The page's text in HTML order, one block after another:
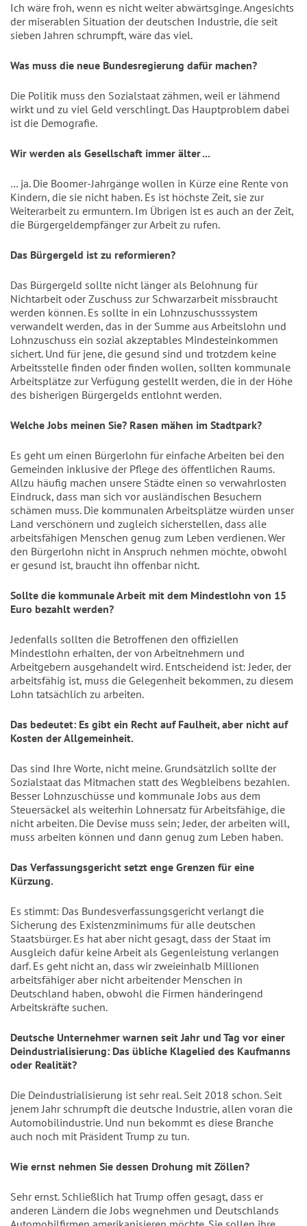
Ich wäre froh, wenn es nicht weiter abwärtsginge. Angesichts
der miserablen Situation der deutschen Industrie, die seit
sieben Jahren schrumpft, wäre das viel.
Was muss die neue Bundesregierung dafür machen?
Die Politik muss den Sozialstaat zähmen, weil er lähmend
wirkt und zu viel Geld verschlingt. Das Hauptproblem dabei
ist die Demografie.
Wir werden als Gesellschaft immer älter ...
… ja. Die Boomer-Jahrgänge wollen in Kürze eine Rente von
Kindern, die sie nicht haben. Es ist höchste Zeit, sie zur
Weiterarbeit zu ermuntern. Im Übrigen ist es auch an der Zeit,
die Bürgergeldempfänger zur Arbeit zu rufen.
Das Bürgergeld ist zu reformieren?
Das Bürgergeld sollte nicht länger als Belohnung für
Nichtarbeit oder Zuschuss zur Schwarzarbeit missbraucht
werden können. Es sollte in ein Lohnzuschusssystem
verwandelt werden, das in der Summe aus Arbeitslohn und
Lohnzuschuss ein sozial akzeptables Mindesteinkommen
sichert. Und für jene, die gesund sind und trotzdem keine
Arbeitsstelle finden oder finden wollen, sollten kommunale
Arbeitsplätze zur Verfügung gestellt werden, die in der Höhe
des bisherigen Bürgergelds entlohnt werden.
Welche Jobs meinen Sie? Rasen mähen im Stadtpark?
Es geht um einen Bürgerlohn für einfache Arbeiten bei den
Gemeinden inklusive der Pflege des öffentlichen Raums.
Allzu häufig machen unsere Städte einen so verwahrlosten
Eindruck, dass man sich vor ausländischen Besuchern
schämen muss. Die kommunalen Arbeitsplätze würden unser
Land verschönern und zugleich sicherstellen, dass alle
arbeitsfähigen Menschen genug zum Leben verdienen. Wer
den Bürgerlohn nicht in Anspruch nehmen möchte, obwohl
er gesund ist, braucht ihn offenbar nicht.
Sollte die kommunale Arbeit mit dem Mindestlohn von 15
Euro bezahlt werden?
Jedenfalls sollten die Betroffenen den offiziellen
Mindestlohn erhalten, der von Arbeitnehmern und
Arbeitgebern ausgehandelt wird. Entscheidend ist: Jeder, der
arbeitsfähig ist, muss die Gelegenheit bekommen, zu diesem
Lohn tatsächlich zu arbeiten.
Das bedeutet: Es gibt ein Recht auf Faulheit, aber nicht auf
Kosten der Allgemeinheit.
Das sind Ihre Worte, nicht meine. Grundsätzlich sollte der
Sozialstaat das Mitmachen statt des Wegbleibens bezahlen.
Besser Lohnzuschüsse und kommunale Jobs aus dem
Steuersäckel als weiterhin Lohnersatz für Arbeitsfähige, die
nicht arbeiten. Die Devise muss sein; Jeder, der arbeiten will,
muss arbeiten können und dann genug zum Leben haben.
Das Verfassungsgericht setzt enge Grenzen für eine
Kürzung.
Es stimmt: Das Bundesverfassungsgericht verlangt die
Sicherung des Existenzminimums für alle deutschen
Staatsbürger. Es hat aber nicht gesagt, dass der Staat im
Ausgleich dafür keine Arbeit als Gegenleistung verlangen
darf. Es geht nicht an, dass wir zweieinhalb Millionen
arbeitsfähiger aber nicht arbeitender Menschen in
Deutschland haben, obwohl die Firmen händeringend
Arbeitskräfte suchen.
Deutsche Unternehmer warnen seit Jahr und Tag vor einer
Deindustrialisierung: Das übliche Klagelied des Kaufmanns
oder Realität?
Die Deindustrialisierung ist sehr real. Seit 2018 schon. Seit
jenem Jahr schrumpft die deutsche Industrie, allen voran die
Automobilindustrie. Und nun bekommt es diese Branche
auch noch mit Präsident Trump zu tun.
Wie ernst nehmen Sie dessen Drohung mit Zöllen?
Sehr ernst. Schließlich hat Trump offen gesagt, dass er
anderen Ländern die Jobs wegnehmen und Deutschlands